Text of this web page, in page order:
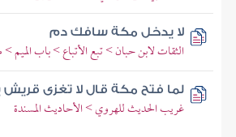
لا يدخل مكة سافك دم
الثقات لابن حبان > تبع الأتباع > باب
لما فتح مكة قال لا تغزى قريش
غريب الحديث للهروي > الأحاديث المسندة